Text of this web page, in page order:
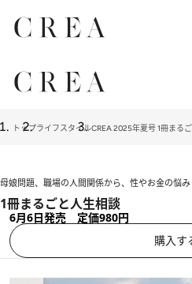
トップライフスタイルCREA 2025年夏号 1冊まる
母娘問題、職場の人間関係から、性やお金の悩み
1冊まるごと人生相談
6月6日発売 定価980円
購入す